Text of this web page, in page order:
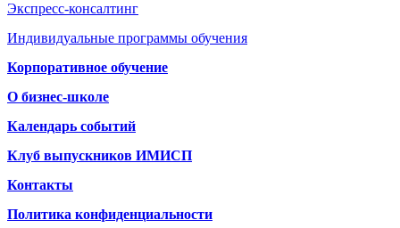
Экспресс-консалтинг
Индивидуальные программы обучения
Корпоративное обучение
О бизнес-школе
Календарь событий
Клуб выпускников ИМИСП
Контакты
Политика конфиденциальности